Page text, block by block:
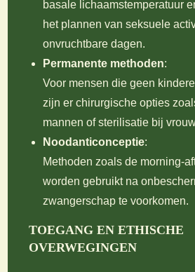
basale lichaamstemperatuur
het plannen van seksuele
onvruchtbare dagen.
Permanente methoden:
Voor mensen die geen
zijn er chirurgische opties
mannen of sterilisatie bij
Noodanticonceptie:
Methoden zoals de morning-
worden gebruikt na
zwangerschap te voorkomen.
TOEGANG EN ETHISCHE
OVERWEGINGEN